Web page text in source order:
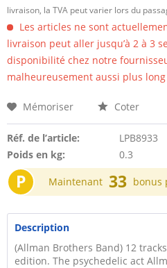
livraison, la TVA peut varier lors du
Les articles ne sont
livraison peut aller jusqu’à 2 à 3
disponibilité chez notre
malheureusement aussi plus
Mémoriser Coter
Réf. de l’article:
LPB8933
Poids en kg:
0.3
P Maintenant 33 bonus
Description
(Allman Brothers Band) 12
edition. The psychedelic act